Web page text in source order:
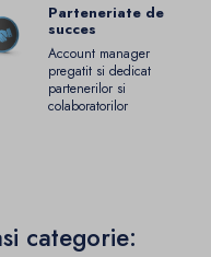
Parteneriate de
succes
Account manager
pregatit si dedicat
partenerilor si
colaboratorilor
categorie: